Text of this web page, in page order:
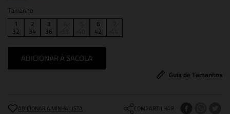
Tamanho
1
32
2
34
3
36
6
42
ADICIONAR À SACOLA
Guia de Tamanhos
COMPARTILHAR